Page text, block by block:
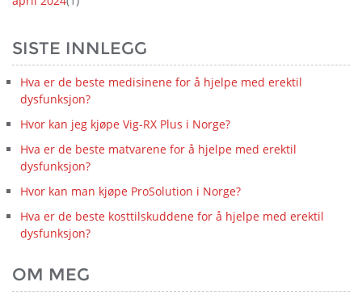
SISTE INNLEGG
Hva er de beste medisinene for å hjelpe med erektil
dysfunksjon?
Hvor kan jeg kjøpe Vig-RX Plus i Norge?
Hva er de beste matvarene for å hjelpe med erektil
dysfunksjon?
Hvor kan man kjøpe ProSolution i Norge?
Hva er de beste kosttilskuddene for å hjelpe med erektil
dysfunksjon?
OM MEG